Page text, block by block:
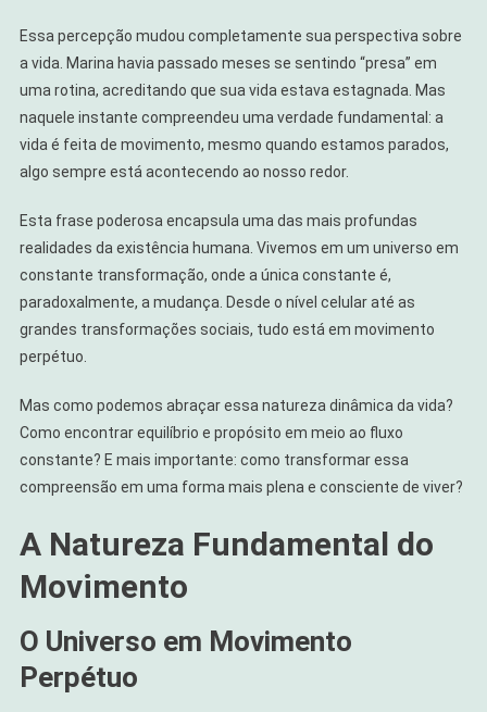
Essa percepção mudou completamente sua perspectiva sobre
a vida. Marina havia passado meses se sentindo “presa” em
uma rotina, acreditando que sua vida estava estagnada. Mas
naquele instante compreendeu uma verdade fundamental: a
vida é feita de movimento, mesmo quando estamos parados,
algo sempre está acontecendo ao nosso redor.
Esta frase poderosa encapsula uma das mais profundas
realidades da existência humana. Vivemos em um universo em
constante transformação, onde a única constante é,
paradoxalmente, a mudança. Desde o nível celular até as
grandes transformações sociais, tudo está em movimento
perpétuo.
Mas como podemos abraçar essa natureza dinâmica da vida?
Como encontrar equilíbrio e propósito em meio ao fluxo
constante? E mais importante: como transformar essa
compreensão em uma forma mais plena e consciente de viver?
A Natureza Fundamental do
Movimento
O Universo em Movimento
Perpétuo